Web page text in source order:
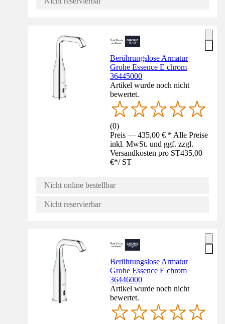
Berührungslose Armatur
Grohe Essence E chrom
36445000
Artikel wurde noch nicht
bewertet.
(0)
Preis — 435,00 € * Alle Preise
inkl. MwSt. und ggf. zzgl.
Versandkosten pro ST435,00
€*/ ST
Nicht online bestellbar
Nicht reservierbar
Berührungslose Armatur
Grohe Essence E chrom
36446000
Artikel wurde noch nicht
bewertet.